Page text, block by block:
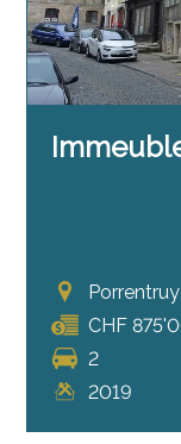
Porrentruy
CHF
2
2019